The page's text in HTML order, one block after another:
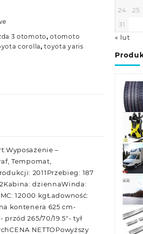
3 otomoto,otomoto
corolla,toyota yaris
–
Tempomat,
2011Przebieg: 187
dziennaWinda:
12000 kgŁadowność:
kontenera 625 cm-
265/70/19.5″- tył
NETTOPowyższy
24
25
31
« lut